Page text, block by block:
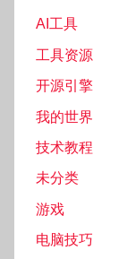
AI工具
工具资源
开源引擎
我的世界
技术教程
未分类
游戏
电脑技巧